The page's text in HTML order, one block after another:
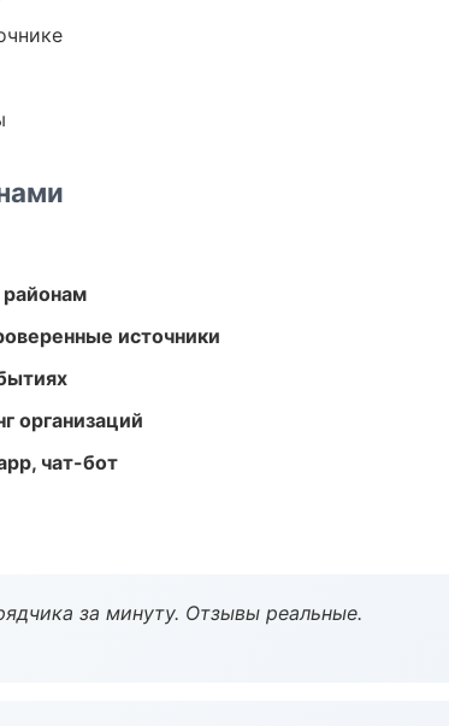
источники
организаций
чат-бот
за минуту. Отзывы реальные.